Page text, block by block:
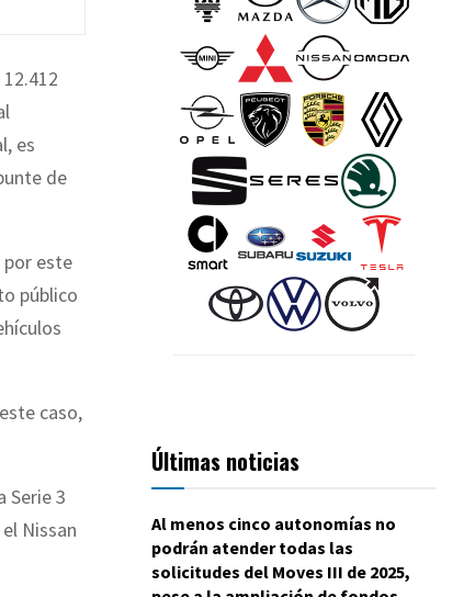
es
de
por este
público
caso,
Serie 3
Nissan
Últimas noticias
Al menos cinco autonomías no
podrán atender todas las
solicitudes del Moves III de 2025,